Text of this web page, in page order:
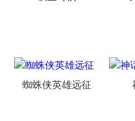
蜘蛛侠英雄远征